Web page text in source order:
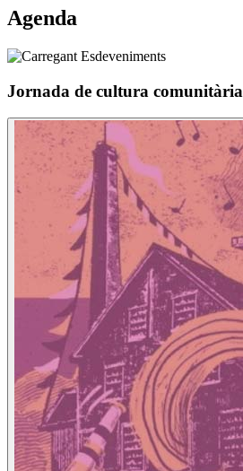
Agenda
Jornada de cultura comunitària